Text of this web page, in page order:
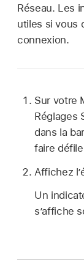
Réseau. Les
utiles si vous
connexion.
Sur votre
Réglages
dans la
faire
Affichez
Un
s’affiche